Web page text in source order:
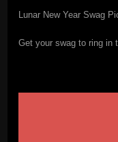
Lunar New Year Swag
Get your swag to ring in